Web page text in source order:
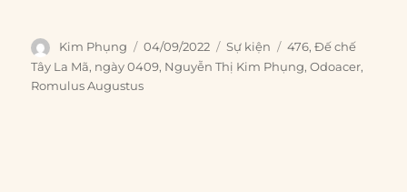
Author
Kim Phụng
Posted
on
04/09/2022 Categories
Sự kiện Tags
476,Đế chế
Tây La Mã, ngày 0409, Nguyễn Thị Kim Phụng,Odoacer,
Romulus Augustus